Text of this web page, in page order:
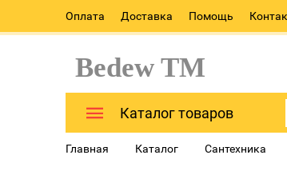
Оплата Доставка Помощь
Bedew TM
Каталог товаров
Главная Каталог Сантехника